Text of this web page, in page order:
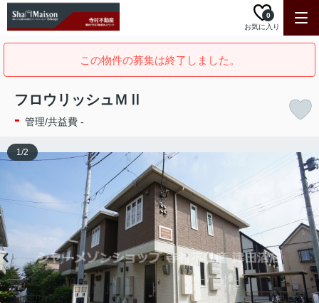
お気に入り
0
この物件の募集は終了しました。
フロウリッシュＭⅡ
- 管理/共益費 -
1/2